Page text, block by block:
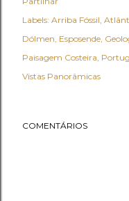
Labels: Arriba Fóssil
Dólmen Esposende
Paisagem Costeira
Vistas Panorâmicas
COMENTÁRIOS